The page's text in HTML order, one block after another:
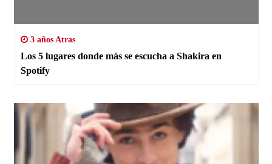
3 años Atras
Los 5 lugares donde más se escucha a Shakira en
Spotify